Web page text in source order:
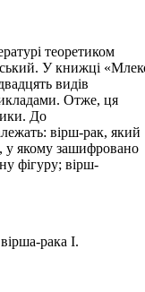
теоретиком
У книжці
видів
Отже, ця
До
вірш-рак, який
у якому зашифровано
фігуру; вірш-
рака І.